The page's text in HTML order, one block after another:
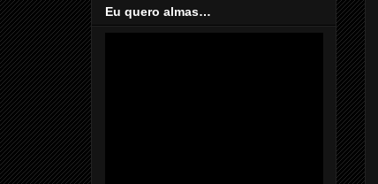
Eu quero almas…